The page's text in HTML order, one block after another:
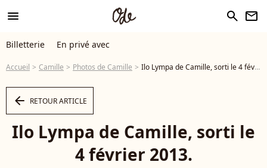
menu search newsletter
Billetterie En privé avec
Accueil Camille Photos de Camille Ilo Lympa de Camille, sorti le 4 février 2013. - Photo
arrow_left RETOUR ARTICLE
Ilo Lympa de Camille, sorti le
4 février 2013.